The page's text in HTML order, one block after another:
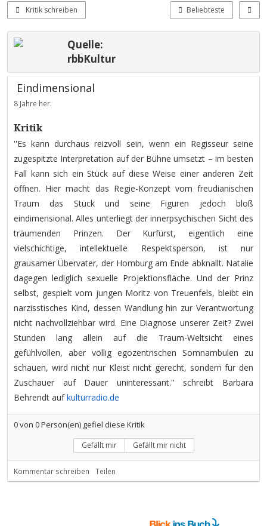
Kritik schreiben Beliebteste
Quelle:
rbbKultur
Eindimensional
8 Jahre her.
Kritik
''Es kann durchaus reizvoll sein, wenn ein Regisseur seine
zugespitzte Interpretation auf der Bühne umsetzt – im besten
Fall kann sich ein Stück auf diese Weise einer anderen Zeit
öffnen. Hier macht das Regie-Konzept vom freudianischen
Traum das Stück und seine Figuren jedoch bloß
eindimensional. Alles unterliegt der innerpsychischen Sicht des
träumenden Prinzen. Der Kurfürst, eigentlich eine
vielschichtige, intellektuelle Respektsperson, ist nur
grausamer Übervater, der Homburg am Ende abknallt. Natalie
dagegen lediglich sexuelle Projektionsfläche. Und der Prinz
selbst, gespielt vom jungen Moritz von Treuenfels, bleibt ein
narzisstisches Kind, dessen Wandlung hin zur Verantwortung
nicht nachvollziehbar wird. Eine Diagnose unserer Zeit? Zwei
Stunden lang allein auf die Traum-Weltsicht eines
gefühlvollen, aber völlig egozentrischen Somnambulen zu
schauen, wird nicht nur Kleist nicht gerecht, sondern für den
Zuschauer auf Dauer uninteressant.'' schreibt Barbara
Behrendt aufkulturradio.de
0von 0Person(en) gefiel diese Kritik
Gefällt mir Gefällt mir nicht
Kommentar schreiben Teilen